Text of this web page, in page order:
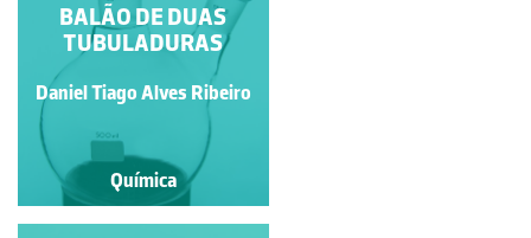
AMPOLA DE
SEPARAÇÃO
Daniel Tiago Alves Ribeiro
Química
BALÃO DE DUAS
TUBULADURAS
Daniel Tiago Alves Ribeiro
Química